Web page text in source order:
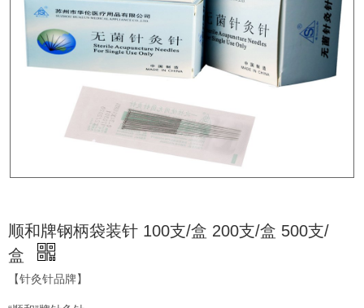
顺和牌钢柄袋装针 100支/盒 200支/盒 500支/
盒
【针灸针品牌】